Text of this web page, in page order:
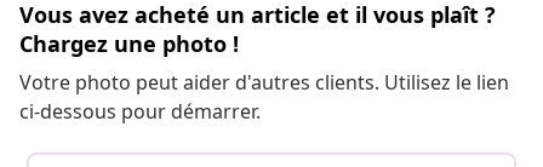
Vous avez acheté un article et il vous plaît ?
Chargez une photo !
Votre photo peut aider d'autres clients. Utilisez le lien
ci-dessous pour démarrer.